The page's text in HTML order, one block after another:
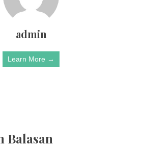
admin
Learn More →
Balasan